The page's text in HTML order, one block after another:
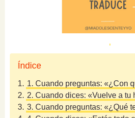
Índice
1. 1. Cuando preguntas: «¿Con
2. 2. Cuando dices: «Vuelve a tu
3. 3. Cuando preguntas: «¿Qué